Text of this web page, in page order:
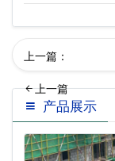
上一篇：
流开放式冷却塔
产品展示